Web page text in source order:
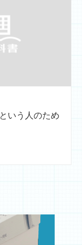
いう人のため